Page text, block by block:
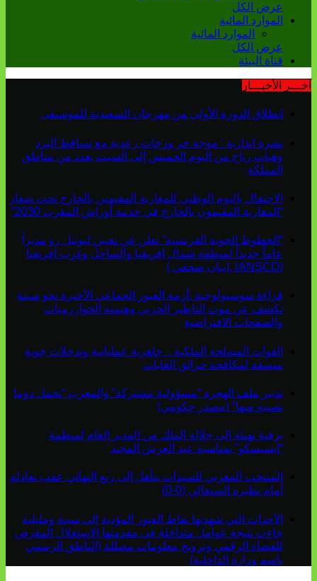
عرض الكل
الموارد المائية
الموارد المائية
عرض الكل
قناة البيئة
آخـــر الأخبـــار
انطلاق الدورة الأولى من مهرجان السعيدية للموسيقى
نشرة انذارية : موجة حر وزخات رعدية مع تساقط البرد
وهبات رياح من اليوم الخميس إلى السبت بعدد من مناطق
المملكة
الاحتفال باليوم الوطني للمغاربة المقيمين بالخارج تحت شعار
“المغاربة المقيمون بالخارج في خدمة أوراش المغرب 2030”
“الخطوط الجوية الفرنسية” تعلن عن تعيين ليونيل رو مديراً
عاماً جديداً لمنطقة شمال إفريقيا والساحل وغرب إفريقيا
(ANSCO) .(بيان صحفي )
قراءة سوسيولوجية :أزمة العبور الجماعي الأخيرة نحو سبتة
تكشف عن موت التاطير الحزبي وهيمنة الخوارزميات
والصفحات الافتراضية
القوات المسلحة الملكية .. جاهزية عملياتية وتدخلات جوية
منسقة لمكافحة حرائق الغابات
تدبير ملف الهجرة “مسؤولية مشتركة” والمغرب “تحمل دوما
نصيبه منها” (مصدر حكومي)
برقية تهنئة إلى جلالة الملك من المدير العام لمنظمة
“إيسيسكو” بمناسبة عيد العرش المجيد
المنتخب المغربي للسيدات يتأهل إلى ربع النهائي عقب تعادله
أمام نظيره السنغالي (0-0)
الأحداث التي شهدتها نقاط العبور المؤدية إلى سبتة ومليلية
جاءت نتيجة عوامل متداخلة في مقدمتها الاستغلال المغرض
للفضاء الرقمي وترويج معلومات مضللة (الناطق الرسمي
باسم وزارة الداخلية)